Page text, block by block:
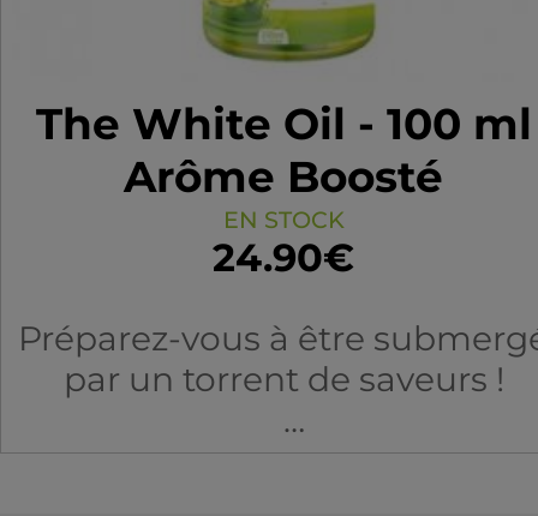
The White Oil - 100 ml
Arôme Boosté
EN STOCK
24.90€
Préparez-vous à être
par un torrent de saveurs !
L'acidité des oranges et des